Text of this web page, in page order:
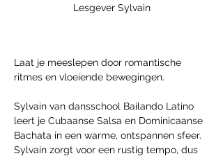
Lesgever Sylvain
Laat je meeslepen door romantische
ritmes en vloeiende bewegingen.
Sylvain van dansschool Bailando Latino
leert je Cubaanse Salsa en Dominicaanse
Bachata in een warme, ontspannen sfeer.
Sylvain zorgt voor een rustig tempo, dus